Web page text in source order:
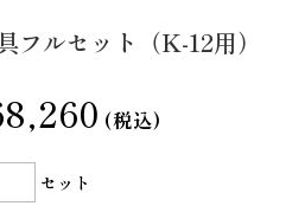
フルセット（K-12用）
(税込)
セット